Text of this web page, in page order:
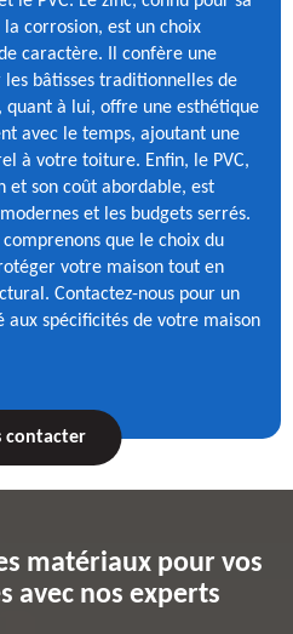
corrosion, est un choix
caractère. Il confère une
bâtisses traditionnelles de
quant à lui, offre une esthétique
avec le temps, ajoutant une
à votre toiture. Enfin, le PVC,
et son coût abordable, est
et les budgets serrés.
que le choix du
votre maison tout en
Contactez-nous pour un
aux spécificités de votre maison
contacter
matériaux pour vos
avec nos experts